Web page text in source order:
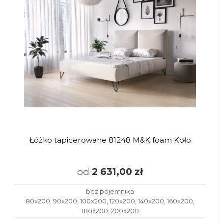
Łóżko tapicerowane 81248 M&K foam Koło
od 2 631,00 zł
bez pojemnika
80x200, 90x200, 100x200, 120x200, 140x200, 160x200,
180x200, 200x200